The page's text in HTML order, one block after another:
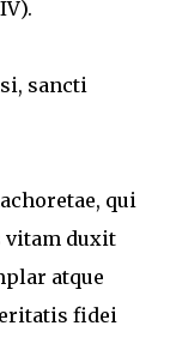
sancti
qui
vitam duxit
atque
fidei